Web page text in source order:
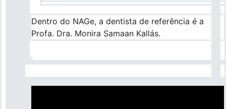
Dentro do NAGe, a dentista de referência é a
Profa. Dra. Monira Samaan Kallás.